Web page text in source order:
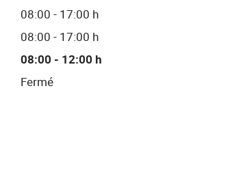
08:00 - 17:00 h
08:00 - 17:00 h
08:00 - 12:00 h
Fermé